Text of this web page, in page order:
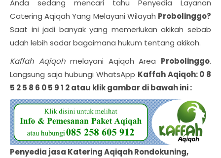
Anda sedang mencari tahu Penyedia Layanan
Catering Aqiqah Yang Melayani Wilayah Probolinggo?
Saat ini jadi banyak yang memerlukan akikah sebab
udah lebih sadar bagaimana hukum tentang akikoh.
Kaffah Aqiqohmelayani Aqiqoh Area Probolinggo.
Langsung saja hubungi WhatsApp Kaffah Aqiqoh: 0 8
5 2 5 8 6 0 5 9 1 2 atau klik gambar di bawah ini :
Penyedia jasa Katering Aqiqah Rondokuning,